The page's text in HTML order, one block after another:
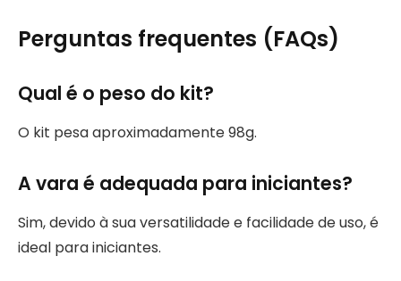
Perguntas frequentes (FAQs)
Qual é o peso do kit?
O kit pesa aproximadamente 98g.
A vara é adequada para iniciantes?
Sim, devido à sua versatilidade e facilidade de uso, é
ideal para iniciantes.